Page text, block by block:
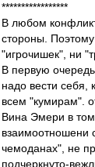
*****************
В любом
стороны.
"игрочишек", ни
В первую
надо вести себя,
всем "кумирам".
Вина Эмери в
взаимоотношени
чемоданах", не
подчеркнуто-